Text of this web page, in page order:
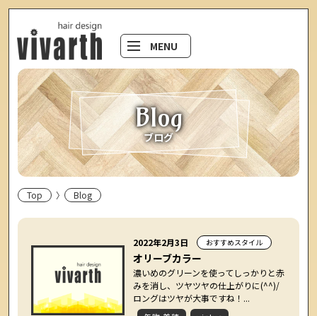
MENU
Blog
ブログ
Top Blog
2022年2月3日 おすすめスタイル
オリーブカラー
濃いめのグリーンを使ってしっかりと赤
みを消し、ツヤツヤの仕上がりに(^^)/
ロングはツヤが大事ですね！...